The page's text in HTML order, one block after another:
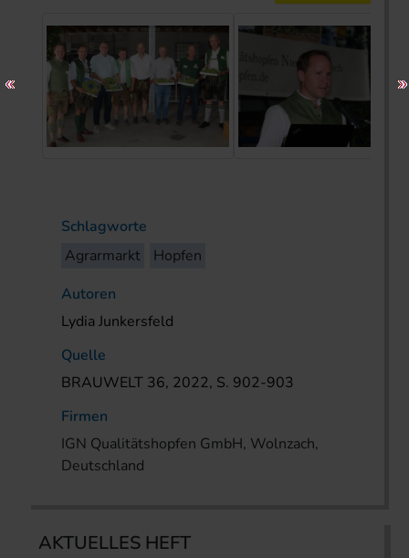
Schlagworte
Agrarmarkt
Hopfen
Autoren
Lydia Junkersfeld
Quelle
BRAUWELT 36, 2022, S. 902-903
Firmen
IGN Qualitätshopfen GmbH, Wolnzach,
Deutschland
AKTUELLES HEFT